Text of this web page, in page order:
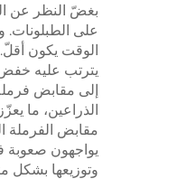
بغضّ النظر عن
على الطبلونات.
الوقت يكون أقلّ.
يترتب عليه خفض
إلى مقابض
الذراعين، ما
مقابض الفرملة
يواجهون صعوبة
وتوزيعها بشكل